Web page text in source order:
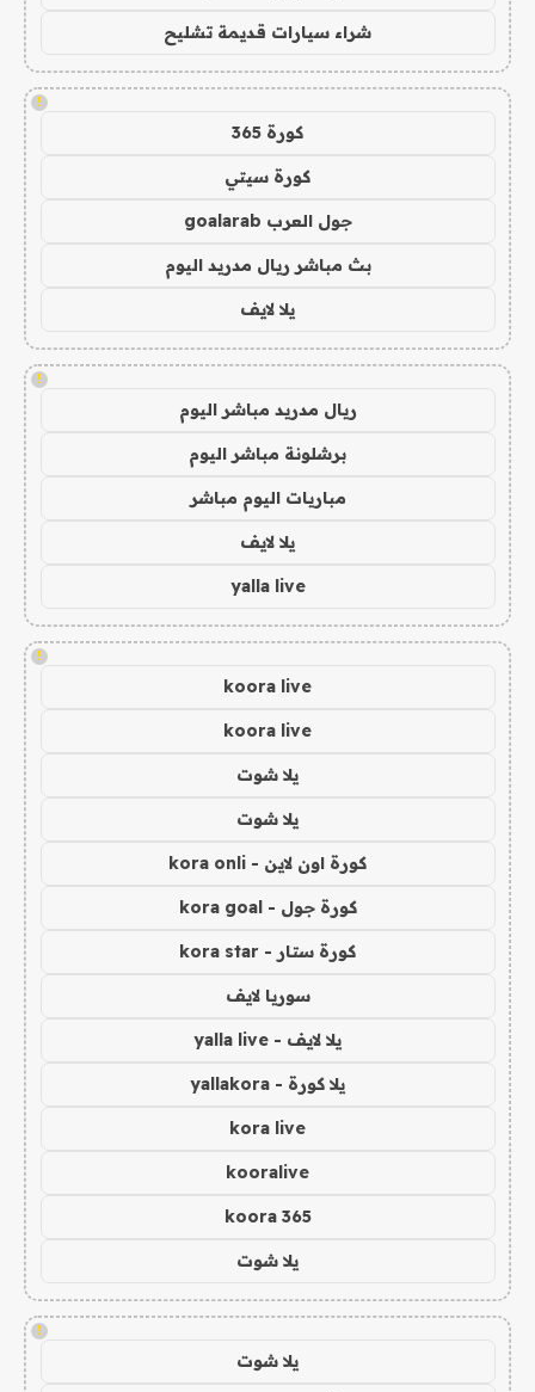
شراء سيارات قديمة تشليح
!
كورة 365
كورة سيتي
جول العرب goalarab
بث مباشر ريال مدريد اليوم
يلا لايف
!
ريال مدريد مباشر اليوم
برشلونة مباشر اليوم
مباريات اليوم مباشر
يلا لايف
yalla live
!
koora live
koora live
يلا شوت
يلا شوت
كورة اون لاين - kora onli
كورة جول - kora goal
كورة ستار - kora star
سوريا لايف
يلا لايف - yalla live
يلا كورة - yallakora
kora live
kooralive
koora 365
يلا شوت
!
يلا شوت